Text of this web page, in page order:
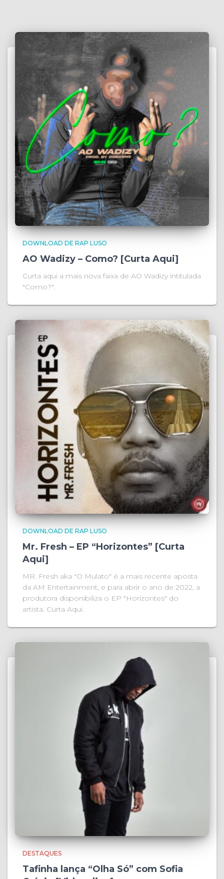
DOWNLOAD DE RAP LUSO
AO Wadizy – Como? [Curta Aqui]
Curta aqui a mais nova faixa de AO Wadizy intitulada
"Como?".
DOWNLOAD DE RAP LUSO
Mr. Fresh – EP “Horizontes” [Curta
Aqui]
MR. Fresh aka "O Mulato" é a mais recente aposta
da AM Entertainment, e para abrir o ano de 2022, a
produtora disponibiliza o EP "Horizontes" do
artista. Curta Aqui.
DESTAQUES
Tafinha lança “Olha Só” com Sofia